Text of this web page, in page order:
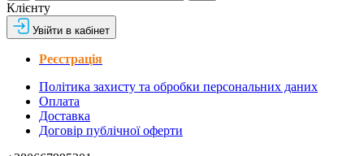
Клієнту
Увійти в кабінет
Реєстрація
Політика захисту та обробки персональних даних
Оплата
Доставка
Договір публічної оферти